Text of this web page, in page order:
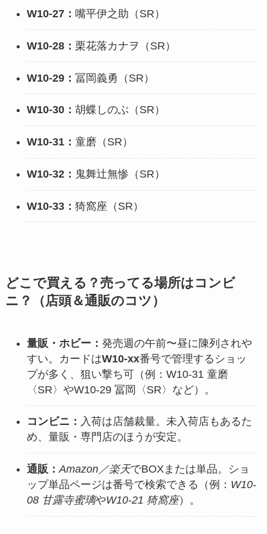
W10-27： 嘴平伊之助（SR）
W10-28： 栗花落カナヲ（SR）
W10-29： 冨岡義勇（SR）
W10-30： 胡蝶しのぶ（SR）
W10-31： 童磨（SR）
W10-32： 鬼舞辻無惨（SR）
W10-33： 猗窩座（SR）
どこで買える？売ってる場所はコンビ
ニ？（店頭＆通販のコツ）
量販・ホビー： 発売週の午前〜昼に陳列されや
すい。カードはW10-xx番号で管理するショッ
プが多く、狙い撃ち可（例：W10-31 童磨
〈SR〉やW10-29 冨岡〈SR〉など）。
コンビニ： 入荷は店舗裁量。未入荷店もあるた
め、量販・専門店のほうが安定。
通販：Amazon／楽天でBOXまたは単品。ショ
ップ単品ページは番号で検索できる（例： W10-
08 甘露寺蜜璃やW10-21 猗窩座）。